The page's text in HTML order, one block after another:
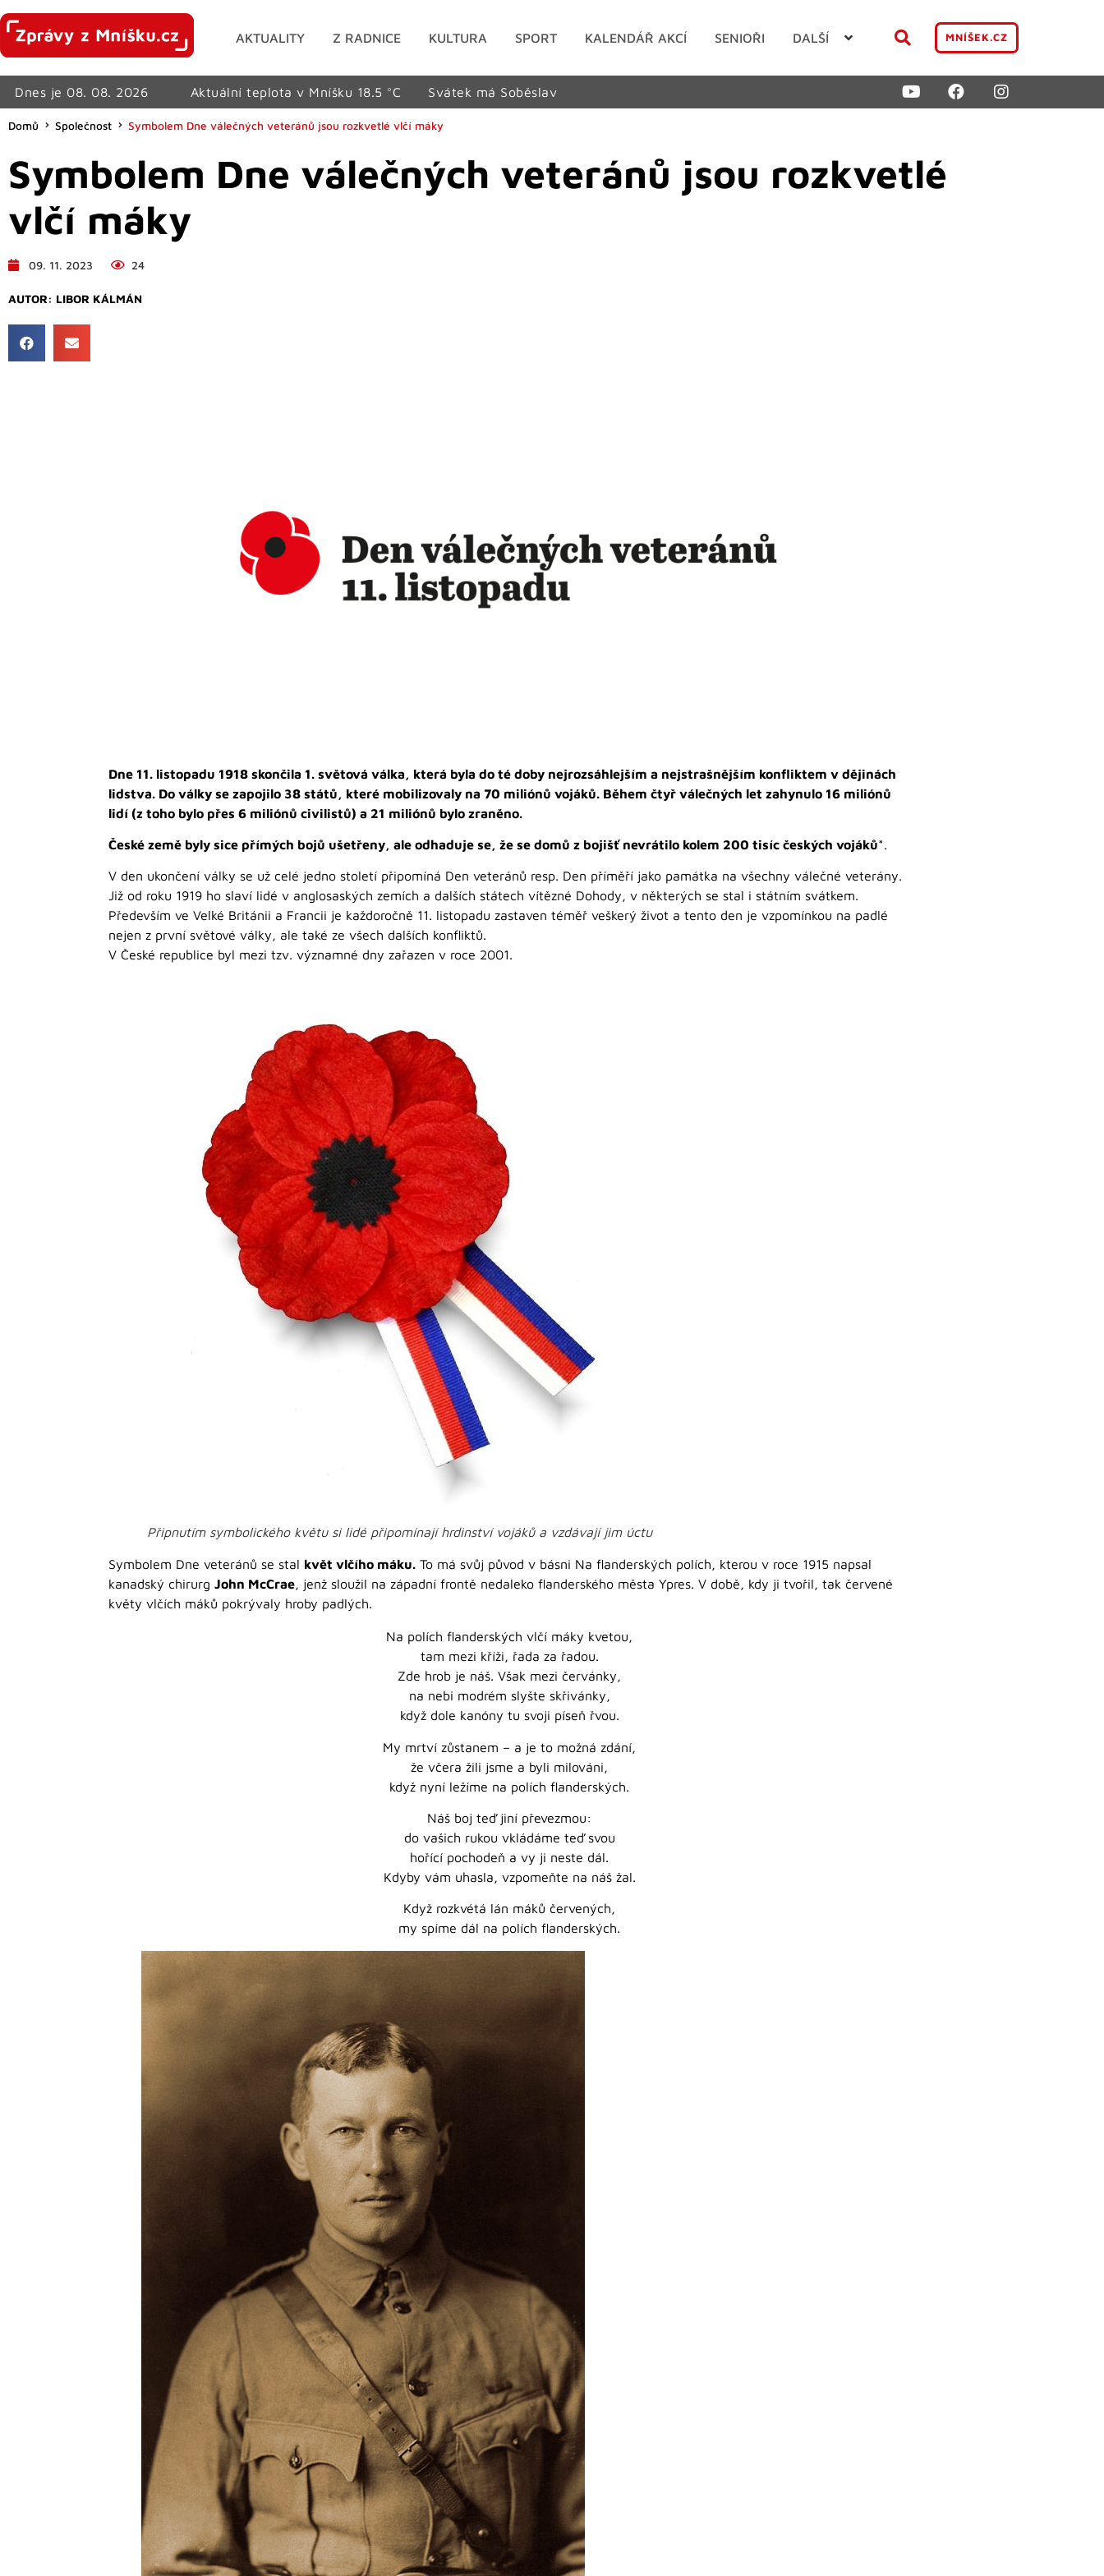
AKTUALITY Z RADNICE KULTURA SPORT KALENDÁŘ AKCÍ SENIOŘI DALŠÍ MNÍŠEK.CZ
Dnes je 08. 08. 2026 Aktuální teplota v Mníšku 18.5 °C Svátek má Soběslav
Domů Společnost Symbolem Dne válečných veteránů jsou rozkvetlé vlčí máky
Symbolem Dne válečných veteránů jsou rozkvetlé
vlčí máky
09. 11. 2023 24
AUTOR: LIBOR KÁLMÁN
Dne 11. listopadu 1918 skončila 1. světová válka, která byla do té doby nejrozsáhlejším a nejstrašnějším konfliktem v dějinách
lidstva. Do války se zapojilo 38 států, které mobilizovaly na 70 miliónů vojáků. Během čtyř válečných let zahynulo 16 miliónů
lidí (z toho bylo přes 6 miliónů civilistů) a 21 miliónů bylo zraněno.
České země byly sice přímých bojů ušetřeny, ale odhaduje se, že se domů z bojišť nevrátilo kolem 200 tisíc českých vojáků*.
V den ukončení války se už celé jedno století připomíná Den veteránů resp. Den příměří jako památka na všechny válečné veterány.
Již od roku 1919 ho slaví lidé v anglosaských zemích a dalších státech vítězné Dohody, v některých se stal i státním svátkem.
Především ve Velké Británii a Francii je každoročně 11. listopadu zastaven téměř veškerý život a tento den je vzpomínkou na padlé
nejen z první světové války, ale také ze všech dalších konfliktů.
V České republice byl mezi tzv. významné dny zařazen v roce 2001.
Připnutím symbolického květu si lidé připomínají hrdinství vojáků a vzdávají jim úctu
Symbolem Dne veteránů se stal květ vlčího máku. To má svůj původ v básni Na flanderských polích, kterou v roce 1915 napsal
kanadský chirurg John McCrae, jenž sloužil na západní frontě nedaleko flanderského města Ypres. V době, kdy ji tvořil, tak červené
květy vlčích máků pokrývaly hroby padlých.
Na polích flanderských vlčí máky kvetou,
tam mezi kříži, řada za řadou.
Zde hrob je náš. Však mezi červánky,
na nebi modrém slyšte skřivánky,
když dole kanóny tu svoji píseň řvou.
My mrtví zůstanem – a je to možná zdání,
že včera žili jsme a byli milováni,
když nyní ležíme na polích flanderských.
Náš boj teď jiní převezmou:
do vašich rukou vkládáme teď svou
hořící pochodeň a vy ji neste dál.
Kdyby vám uhasla, vzpomeňte na náš žal.
Když rozkvétá lán máků červených,
my spíme dál na polích flanderských.